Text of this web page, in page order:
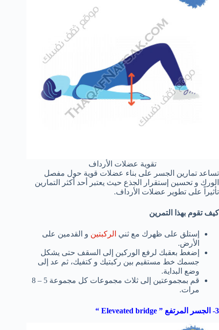
تقوية عضلات الأرداف
تساعد تمارين الجسر على بناء عضلات قوية حول مفصل
الورك و تحسين إستقرار الجذع حيث يعتبر أحد أكثر التمارين
تأثيراً على تطوير عضلات الأرداف.
كيف تقوم بهذا التمرين
إستلق على ظهرك مع ثني الركبتين و القدمين على
الأرض.
إضغط بعقبك لرفع الوركين إلى السقف حتى يشكل
جسمك خط مستقيم بين ركبتيك و كتفيك، ثم عد إلى
وضع البداية.
قم بمجموعتين إلى ثلاث مجموعات كل مجموعة 5 – 8
مرات.
3- الجسر المرتفع ” Eleveated bridge
“